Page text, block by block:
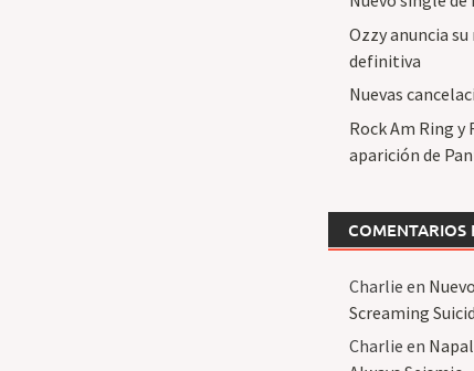
Ozzy anuncia
definitiva
Nuevas
Rock Am Ring y
aparición de
COMENTARIOS
Charlie en
Screaming
Charlie en